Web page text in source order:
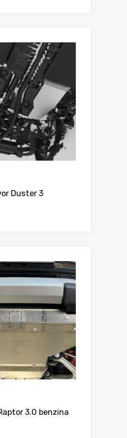
Duster 3
3.0 benzina